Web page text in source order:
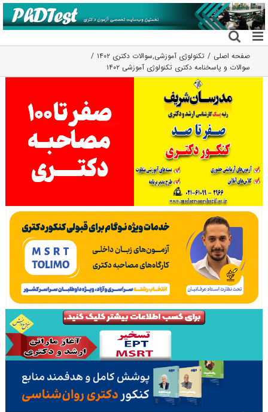
رفتن
به
محتوا
صفحه اصلی تکنولوژی آموزشی,سوالات دکتری ۱۴۰۲
سوالات و پاسخنامه دکتری تکنولوژی آموزشی ۱۴۰۲